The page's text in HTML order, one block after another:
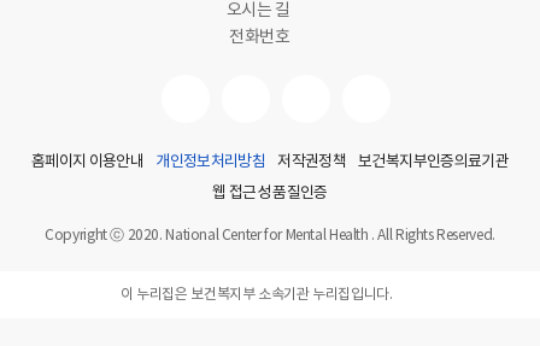
오시는 길
전화번호
홈페이지 이용안내 개인정보처리방침 저작권정책
보건복지부인증의료기관
웹 접근성 품질인증
Copyright ⓒ 2020. National Center for Mental Health . All Rights Reserved.
이 누리집은 보건복지부 소속기관 누리집입니다.